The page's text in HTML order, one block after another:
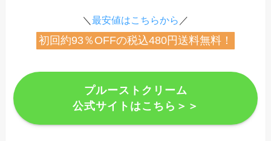
＼ 最安値はこちらから ／
初回約93％OFFの税込480円送料無料！
プルーストクリーム
公式サイトはこちら＞＞